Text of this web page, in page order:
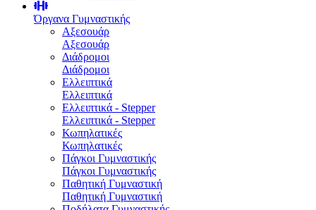
Όργανα Γυμναστικής
Αξεσουάρ
Αξεσουάρ
Διάδρομοι
Διάδρομοι
Ελλειπτικά
Ελλειπτικά
Ελλειπτικά - Stepper
Ελλειπτικά - Stepper
Κωπηλατικές
Κωπηλατικές
Πάγκοι Γυμναστικής
Πάγκοι Γυμναστικής
Παθητική Γυμναστική
Παθητική Γυμναστική